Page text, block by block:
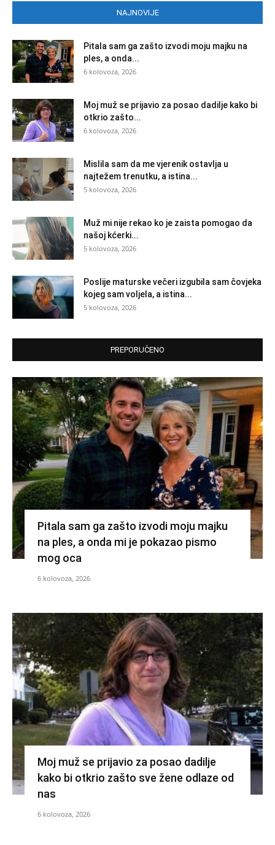
NAJNOVIJE
Pitala sam ga zašto izvodi moju majku na
ples, a onda...
6 kolovoza, 2026
Moj muž se prijavio za posao dadilje kako bi
otkrio zašto...
6 kolovoza, 2026
Mislila sam da me vjerenik ostavlja u
najtežem trenutku, a istina...
5 kolovoza, 2026
Muž mi nije rekao ko je zaista pomogao da
našoj kćerki...
5 kolovoza, 2026
Poslije maturske večeri izgubila sam čovjeka
kojeg sam voljela, a istina...
5 kolovoza, 2026
PREPORUČENO
Pitala sam ga zašto izvodi moju majku
na ples, a onda mi je pokazao pismo
mog oca
6 kolovoza, 2026
Moj muž se prijavio za posao dadilje
kako bi otkrio zašto sve žene odlaze od
nas
6 kolovoza, 2026